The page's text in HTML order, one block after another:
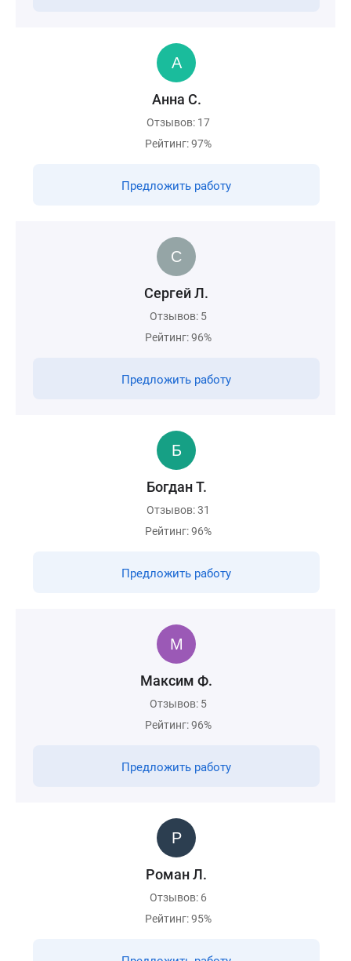
Анна С.
Отзывов: 17
Рейтинг: 97%
Предложить работу
Сергей Л.
Отзывов: 5
Рейтинг: 96%
Предложить работу
Богдан Т.
Отзывов: 31
Рейтинг: 96%
Предложить работу
Максим Ф.
Отзывов: 5
Рейтинг: 96%
Предложить работу
Роман Л.
Отзывов: 6
Рейтинг: 95%